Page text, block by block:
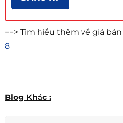
==> Tìm hiểu thêm về giá bán
8
Blog Khác :